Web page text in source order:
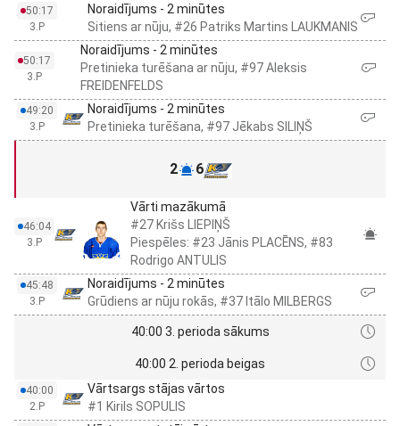
50:17
3.P
Noraidījums - 2 minūtes
Sitiens ar nūju, #26 Patriks Martins LAUKMANIS
50:17
3.P
Noraidījums - 2 minūtes
Pretinieka turēšana ar nūju, #97 Aleksis
FREIDENFELDS
49:20
3.P
Noraidījums - 2 minūtes
Pretinieka turēšana, #97 Jēkabs SILIŅŠ
2 6
46:04
3.P
Vārti mazākumā
#27 Krišs LIEPIŅŠ
Piespēles: #23 Jānis PLACĒNS, #83
Rodrigo ANTULIS
45:48
3.P
Noraidījums - 2 minūtes
Grūdiens ar nūju rokās, #37 Itālo MILBERGS
40:00 3. perioda sākums
40:00 2. perioda beigas
40:00
2.P
Vārtsargs stājas vārtos
#1 Kirils SOPULIS